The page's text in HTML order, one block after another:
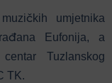
umjetnika
Eufonija, a
Tuzlanskog
TK.